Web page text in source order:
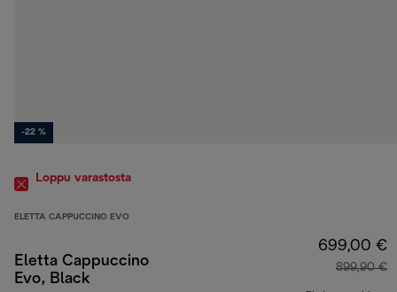
-22 %
Loppu varastosta
ELETTA CAPPUCCINO EVO
Eletta Cappuccino
Evo, Black
699,00 €
899,90 €